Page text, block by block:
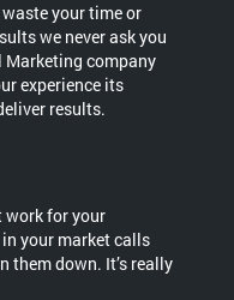
your time or
we never ask you
Marketing company
experience its
results.
work for your
your market calls
them down. It’s really